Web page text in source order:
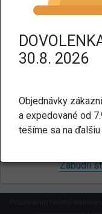
Zabudli
30.8. 2026
Objednávky
a expedované od
tešíme sa na